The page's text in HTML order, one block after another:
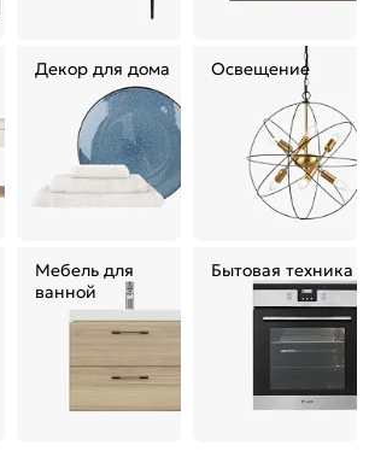
Декор для дома Освещение
Мебель для
ванной
Бытовая техника